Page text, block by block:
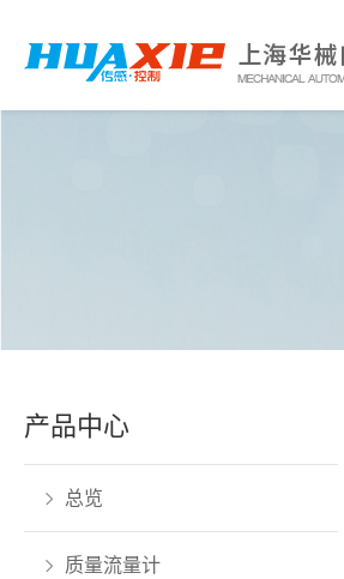
产品中心
总览
质量流量计